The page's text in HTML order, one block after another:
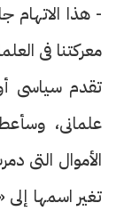
- هذا الاتهام
معركتنا فى
تقدم سياسى
علمانى،
الأموال التى
تغير اسمها